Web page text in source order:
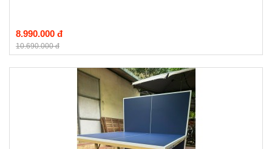
8.990.000 đ
10.690.000 đ